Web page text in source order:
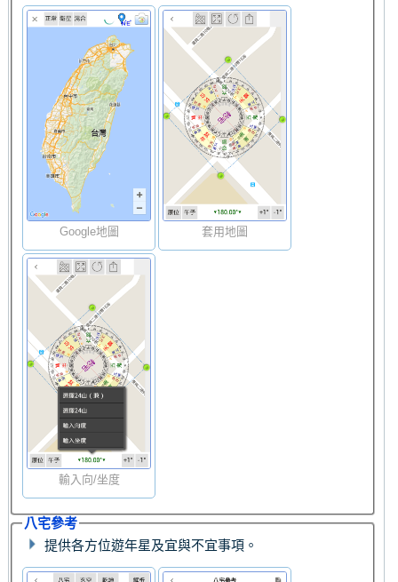
Google地圖 套用地圖
輸入向/坐度
八宅參考
提供各方位遊年星及宜與不宜事項。